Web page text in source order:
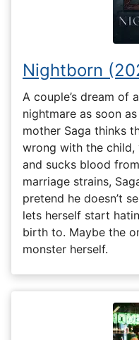
Nightborn
A couple’s dream of
nightmare as soon
mother Saga thinks
wrong with the child,
and sucks blood
marriage strains,
pretend he doesn’t
lets herself start
birth to. Maybe the
monster herself.